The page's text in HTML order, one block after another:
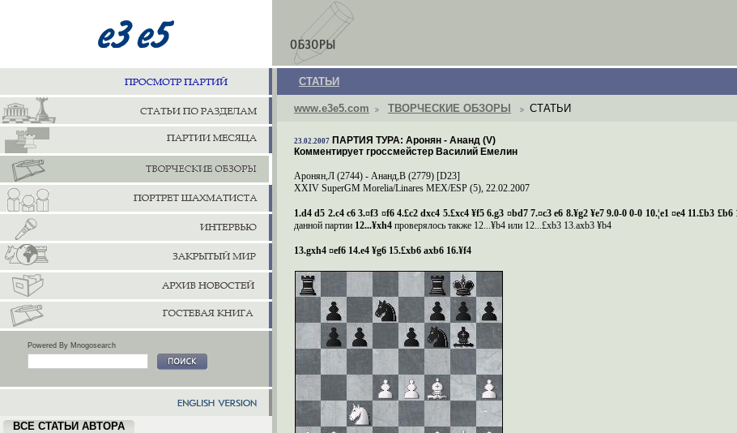
Powered By Mnogosearch
ВСЕ СТАТЬИ АВТОРА
СТАТЬИ
www.e3e5.com ТВОРЧЕСКИЕ ОБЗОРЫ СТАТЬИ
23.02.2007 ПАРТИЯ ТУРА: Аронян - Ананд (V)
Комментирует гроссмейстер Василий Емелин
Аронян,Л (2744) - Ананд,В (2779) [D23]
XXIV SuperGM Morelia/Linares MEX/ESP (5), 22.02.2007
1.d4 d5 2.c4 c6 3.¤f3 ¤f6 4.£c2 dxc4 5.£xc4 ¥f5 6.g3 ¤bd7 7.¤c3 e6 8.¥g2 ¥e7 9.0-0 0-0 10.¦e1 ¤e4 11.£b3
данной партии 12...¥xh4 проверялось также 12...¥b4 или 12...£xb3 13.axb3 ¥b4
13.gxh4 ¤ef6 14.e4 ¥g6 15.£xb6 axb6 16.¥f4